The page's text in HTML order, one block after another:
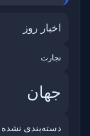
اخبار روز
تجارت
جهان
دسته‌بندی نشده